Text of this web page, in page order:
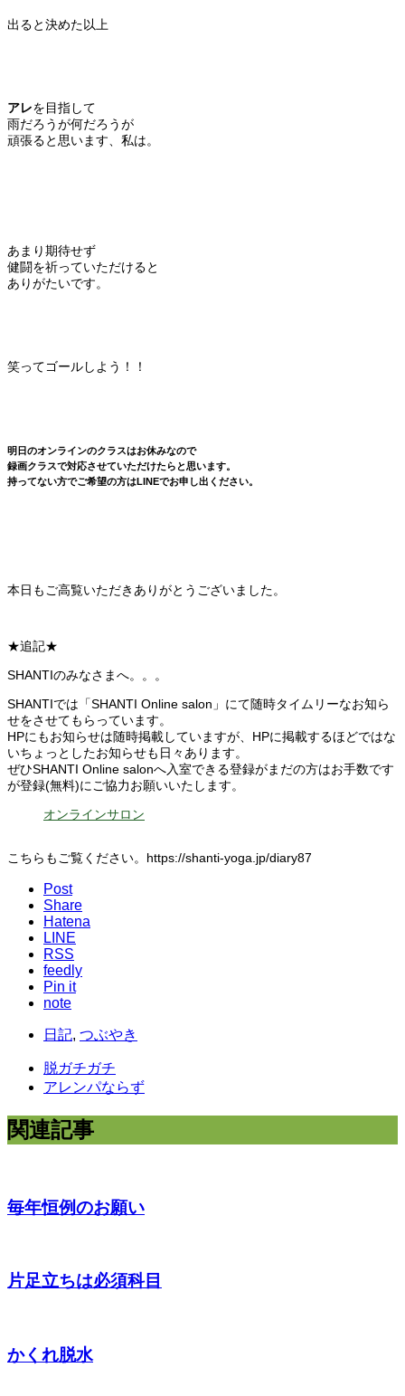
出ると決めた以上
アレを目指して
雨だろうが何だろうが
頑張ると思います、私は。
あまり期待せず
健闘を祈っていただけると
ありがたいです。
笑ってゴールしよう！！
明日のオンラインのクラスはお休みなので
録画クラスで対応させていただけたらと思います。
持ってない方でご希望の方はLINEでお申し出ください。
本日もご高覧いただきありがとうございました。
★追記★
SHANTIのみなさまへ。。。
SHANTIでは「SHANTI Online salon」にて随時タイムリーなお知ら
せをさせてもらっています。
HPにもお知らせは随時掲載していますが、HPに掲載するほどではな
いちょっとしたお知らせも日々あります。
ぜひSHANTI Online salonへ入室できる登録がまだの方はお手数です
が登録(無料)にご協力お願いいたします。
オンラインサロン
こちらもご覧ください。https://shanti-yoga.jp/diary87
Post
Share
Hatena
LINE
RSS
feedly
Pin it
note
日記, つぶやき
脱ガチガチ
アレンパならず
関連記事
毎年恒例のお願い
片足立ちは必須科目
かくれ脱水